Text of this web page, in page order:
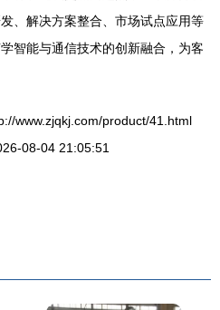
、解决方案整合、市场试点应用等
智能与通信技术的创新融合，为客
www.zjqkj.com/product/41.html
08-04 21:05:51